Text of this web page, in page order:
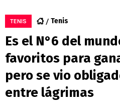
TENIS Tenis
Es el N°6 del
favoritos para
pero se vio
entre lágrimas